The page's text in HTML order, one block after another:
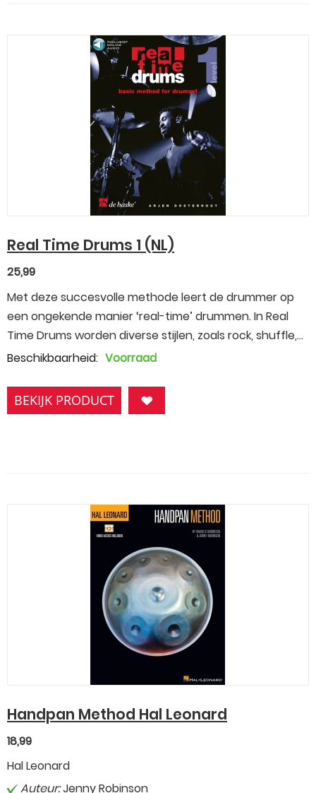
Real Time Drums 1 (NL)
25,99
Met deze succesvolle methode leert de drummer op
een ongekende manier ‘real-time’ drummen. In Real
Time Drums worden diverse stijlen, zoals rock, shuffle,...
Beschikbaarheid: Voorraad
BEKIJK PRODUCT
Handpan Method Hal Leonard
18,99
Hal Leonard
Auteur:Jenny Robinson